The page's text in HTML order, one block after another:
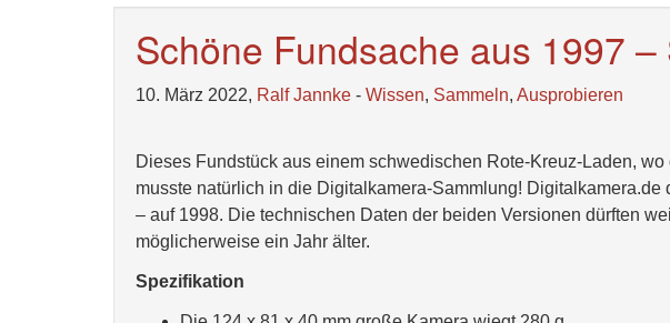
Schöne Fundsache aus 1997 –
10. März 2022, Ralf Jannke - Wissen, Sammeln, Ausprobieren
Dieses Fundstück aus einem schwedischen Rote-Kreuz-Laden,
musste natürlich in die Digitalkamera-Sammlung! Digitalkamera.de
– auf 1998. Die technischen Daten der beiden Versionen dürften
möglicherweise ein Jahr älter.
Spezifikation